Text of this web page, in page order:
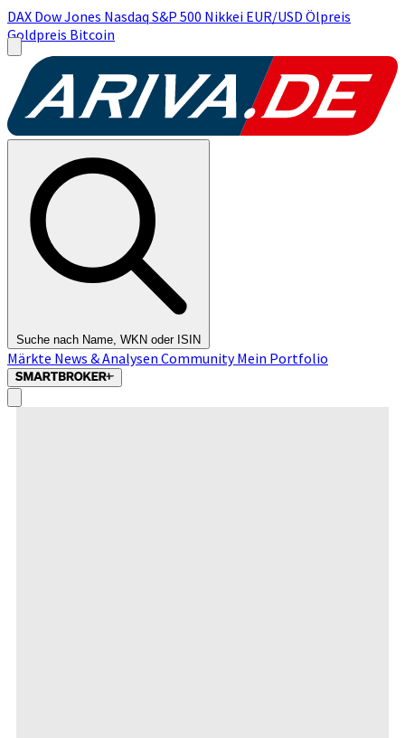
DAX Dow Jones Nasdaq S&P 500 Nikkei EUR/USD Ölpreis
Goldpreis Bitcoin
Suche nach Name, WKN oder ISIN
Märkte News & Analysen CommunityMein Portfolio